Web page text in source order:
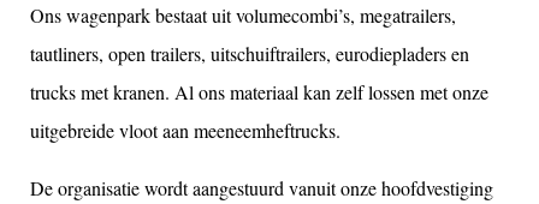
Ons wagenpark bestaat uit volumecombi’s, megatrailers,
tautliners, open trailers, uitschuiftrailers, eurodiepladers en
trucks met kranen. Al ons materiaal kan zelf lossen met onze
uitgebreide vloot aan meeneemheftrucks.
De organisatie wordt aangestuurd vanuit onze hoofdvestiging